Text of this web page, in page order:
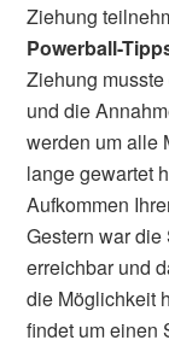
Ziehung
Powerball-
Ziehung
und die
werden um alle
lange gewartet
Aufkommen
Gestern war
erreichbar und
die Möglichkeit
findet um einen